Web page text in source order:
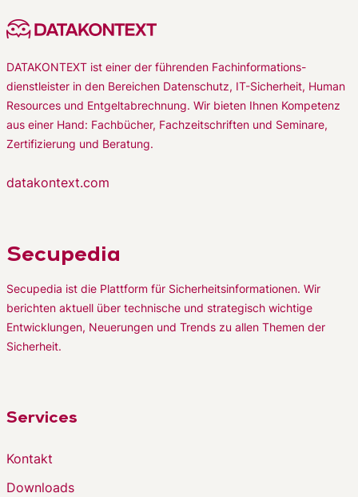
DATAKONTEXT ist einer der führenden Fachinformations-
dienstleister in den Bereichen Datenschutz, IT-Sicherheit, Human
Resources und Entgeltabrechnung. Wir bieten Ihnen Kompetenz
aus einer Hand: Fachbücher, Fachzeitschriften und Seminare,
Zertifizierung und Beratung.
datakontext.com
Secupedia
Secupedia ist die Plattform für Sicherheitsinformationen. Wir
berichten aktuell über technische und strategisch wichtige
Entwicklungen, Neuerungen und Trends zu allen Themen der
Sicherheit.
Services
Kontakt
Downloads